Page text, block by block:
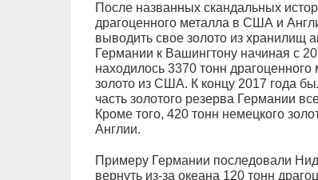
После названных скандальных
драгоценного металла в США и
выводить свое золото из хранилищ
Германии к Вашингтону начиная с
находилось 3370 тонн
золото из США. К концу 2017 года
часть золотого резерва Германии
Кроме того, 420 тонн немецкого
Англии.
Примеру Германии последовали
вернуть из-за океана 120 тонн